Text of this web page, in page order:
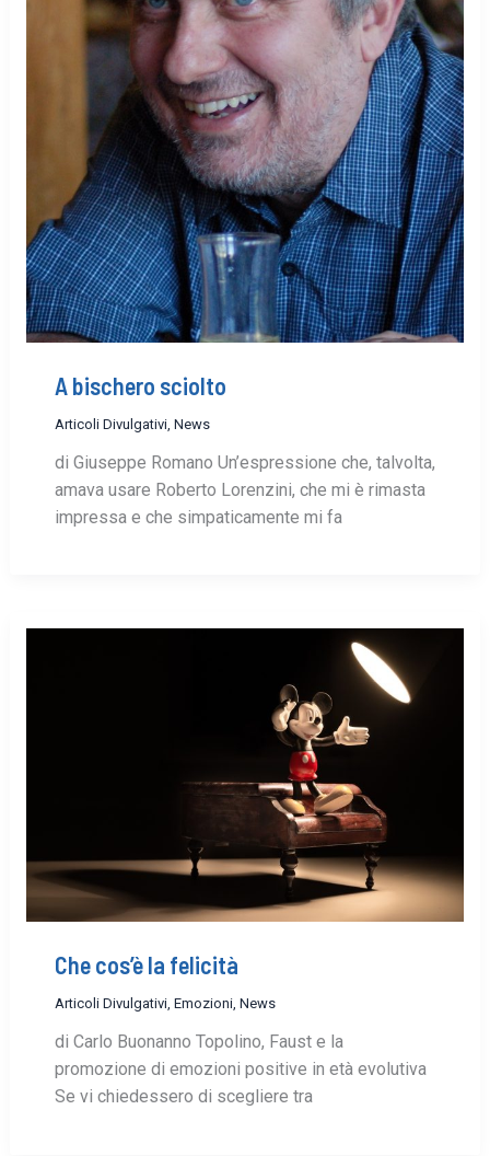
A bischero sciolto
Articoli Divulgativi, News
di Giuseppe Romano Un’espressione che, talvolta,
amava usare Roberto Lorenzini, che mi è rimasta
impressa e che simpaticamente mi fa
Che cos’è la felicità
Articoli Divulgativi, Emozioni, News
di Carlo Buonanno Topolino, Faust e la
promozione di emozioni positive in età evolutiva
Se vi chiedessero di scegliere tra